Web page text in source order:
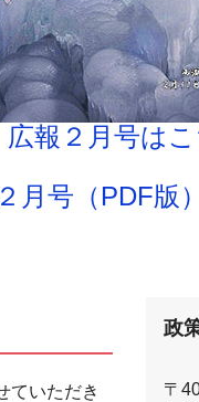
広報２月号は
月号（PDF版
ていただき
政
〒